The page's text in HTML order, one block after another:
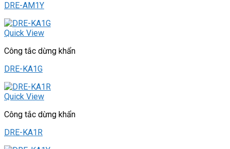
DRE-AM1Y
Quick View
Công tắc dừng khẩn
DRE-KA1G
Quick View
Công tắc dừng khẩn
DRE-KA1R